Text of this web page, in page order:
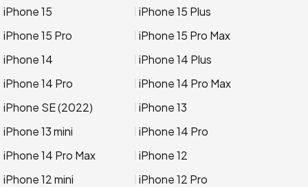
iPhone 15
iPhone 15 Plus
iPhone 15 Pro
iPhone 15 Pro Max
iPhone 14
iPhone 14 Plus
iPhone 14 Pro
iPhone 14 Pro Max
iPhone SE (2022)
iPhone 13
iPhone 13 mini
iPhone 14 Pro
iPhone 14 Pro Max
iPhone 12
iPhone 12 mini
iPhone 12 Pro